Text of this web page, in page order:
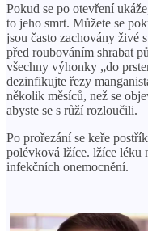
Pokud se po otevření
to jeho smrt. Můžete se
jsou často zachovány živé
před roubováním shrabat
všechny výhonky „do
dezinfikujte řezy
několik měsíců, než se
abyste se s růží rozloučili.
Po prořezání se keře
polévková lžíce. lžíce léku
infekčních onemocnění.